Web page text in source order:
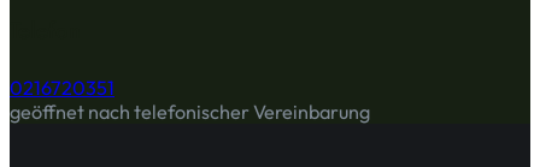
0216720351
geöffnet nach telefonischer Vereinbarung